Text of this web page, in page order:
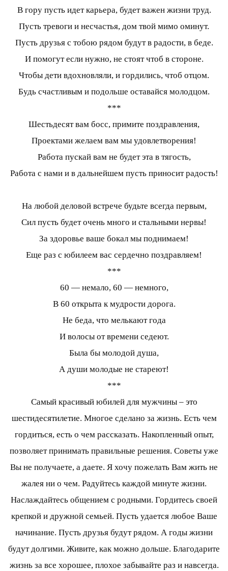
В гору пусть идет карьера, будет важен жизни труд.
Пусть тревоги и несчастья, дом твой мимо оминут.
Пусть друзья с тобою рядом будут в радости, в беде.
И помогут если нужно, не стоят чтоб в стороне.
Чтобы дети вдохновляли, и гордились, чтоб отцом.
Будь счастливым и подольше оставайся молодцом.
***
Шестьдесят вам босс, примите поздравления,
Проектами желаем вам мы удовлетворения!
Работа пускай вам не будет эта в тягость,
Работа с нами и в дальнейшем пусть приносит радость!
На любой деловой встрече будьте всегда первым,
Сил пусть будет очень много и стальными нервы!
За здоровье ваше бокал мы поднимаем!
Еще раз с юбилеем вас сердечно поздравляем!
***
60 — немало, 60 — немного,
В 60 открыта к мудрости дорога.
Не беда, что мелькают года
И волосы от времени седеют.
Была бы молодой душа,
А души молодые не стареют!
***
Самый красивый юбилей для мужчины – это
шестидесятилетие. Многое сделано за жизнь. Есть чем
гордиться, есть о чем рассказать. Накопленный опыт,
позволяет принимать правильные решения. Советы уже
Вы не получаете, а даете. Я хочу пожелать Вам жить не
жалея ни о чем. Радуйтесь каждой минуте жизни.
Наслаждайтесь общением с родными. Гордитесь своей
крепкой и дружной семьей. Пусть удается любое Ваше
начинание. Пусть друзья будут рядом. А годы жизни
будут долгими. Живите, как можно дольше. Благодарите
жизнь за все хорошее, плохое забывайте раз и навсегда.